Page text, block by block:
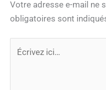
Votre adresse e-mail ne
obligatoires sont